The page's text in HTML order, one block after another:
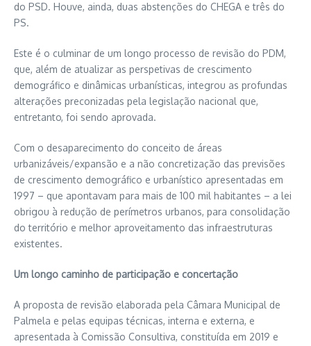
do PSD. Houve, ainda, duas abstenções do CHEGA e três do
PS.
Este é o culminar de um longo processo de revisão do PDM,
que, além de atualizar as perspetivas de crescimento
demográfico e dinâmicas urbanísticas, integrou as profundas
alterações preconizadas pela legislação nacional que,
entretanto, foi sendo aprovada.
Com o desaparecimento do conceito de áreas
urbanizáveis/expansão e a não concretização das previsões
de crescimento demográfico e urbanístico apresentadas em
1997 – que apontavam para mais de 100 mil habitantes – a lei
obrigou à redução de perímetros urbanos, para consolidação
do território e melhor aproveitamento das infraestruturas
existentes.
Um longo caminho de participação e concertação
A proposta de revisão elaborada pela Câmara Municipal de
Palmela e pelas equipas técnicas, interna e externa, e
apresentada à Comissão Consultiva, constituída em 2019 e